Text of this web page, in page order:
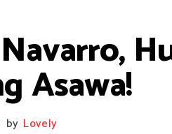
Asawa!
by Lovely